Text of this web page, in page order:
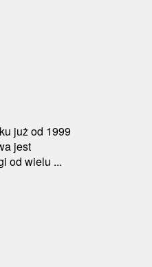
już od 1999
jest
od wielu ...